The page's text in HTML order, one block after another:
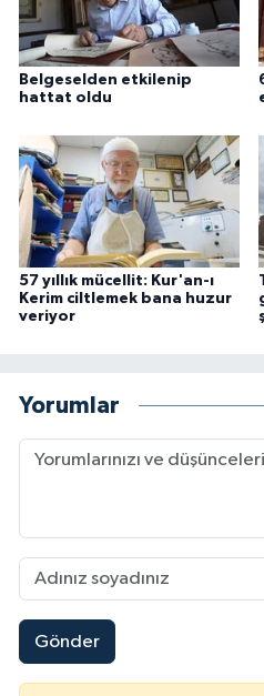
Belgeselden etkilenip
hattat oldu
57 yıllık mücellit: Kur'an-ı
Kerim ciltlemek bana huzur
veriyor
Yorumlar
Gönder
Konya Müftülüğü
Kütahya Müftülüğü
Malatya Müftülüğü
Manisa Müftülüğü
Mardin Müftülüğü
Mersin Müftülüğü
Muş Müftülüğü
Niğde Müftülüğü
Osmaniye Müftülüğü